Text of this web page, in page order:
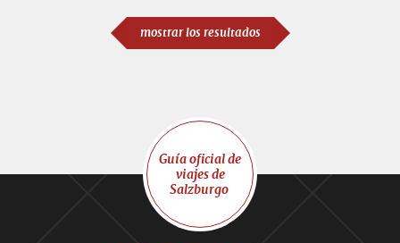
mostrar los resultados
Guía oficial de
viajes de
Salzburgo